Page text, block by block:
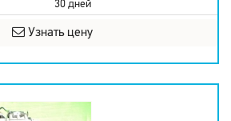
30 дней
Узнать цену